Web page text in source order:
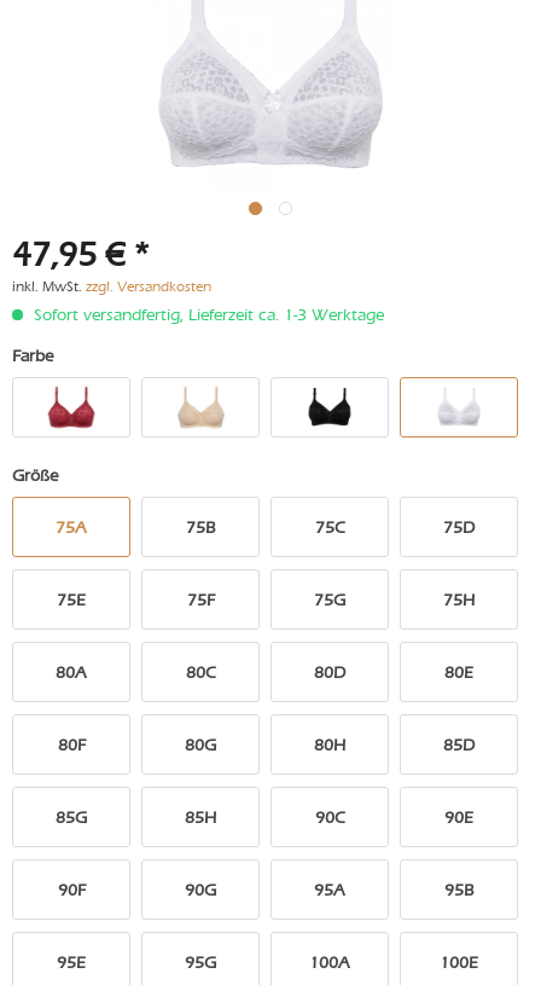
47,95 € *
inkl. MwSt. zzgl. Versandkosten
Sofort versandfertig, Lieferzeit ca. 1-3 Werktage
Farbe
Größe
75A 75B 75C 75D
75E 75F 75G 75H
80A 80C 80D 80E
80F 80G 80H 85D
85G 85H 90C 90E
90F 90G 95A 95B
95E 95G 100A 100E